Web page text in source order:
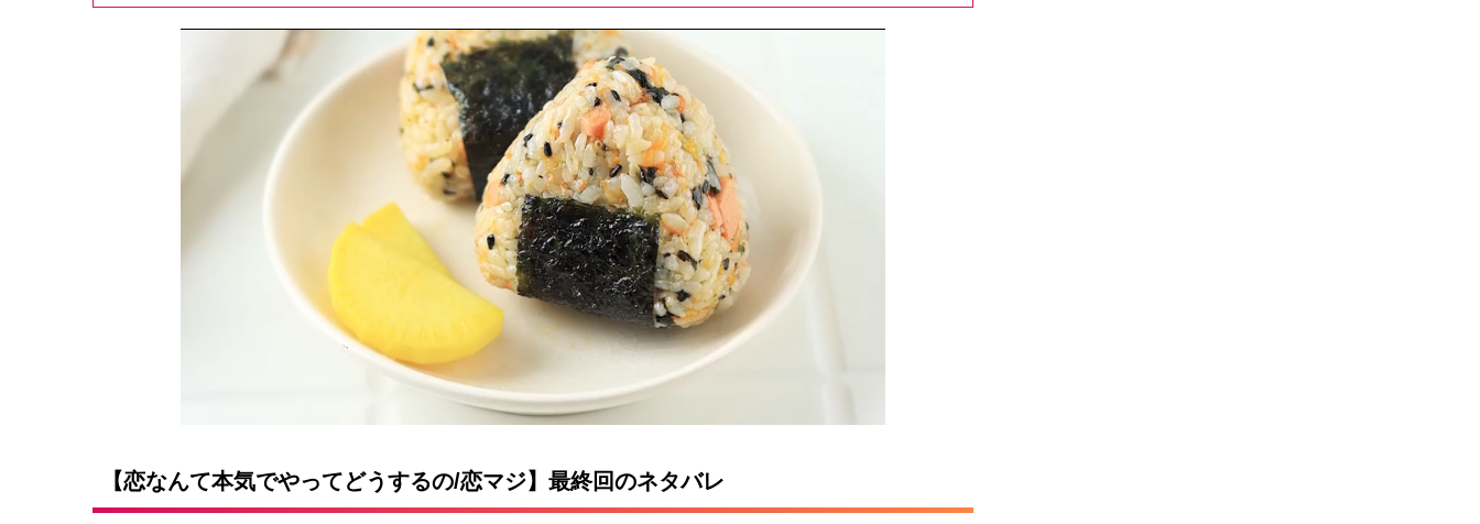
【恋なんて本気でやってどうするの/恋マジ】最終回のネタバレ